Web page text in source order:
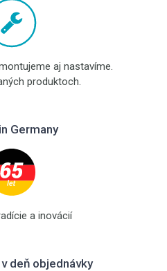
aj nastavíme.
produktoch.
Germany
a inovácií
deň objednávky